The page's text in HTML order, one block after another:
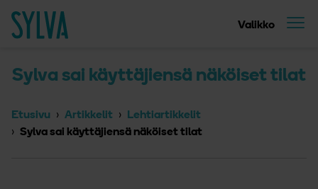
Valikko
Sylva sai käyttäjiensä näköiset tilat
Etusivu Artikkelit
Lehtiartikkelit
Sylva sai käyttäjiensä näköiset tilat